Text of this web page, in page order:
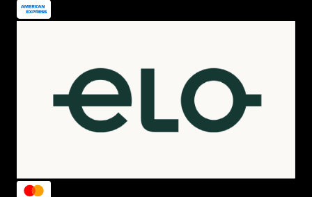
Com a proposta de ser uma
Ultragirl Basictem bico arredondado e o clássico furinho
Você consegue usar essa
Melissa sapatilha
looks, desde os mais básicos, aos
looks de trabalho
finais de semana e diversas outras ocasiões!
Sapatilha Melissa Ultragirl Sweet XXII
adora uma